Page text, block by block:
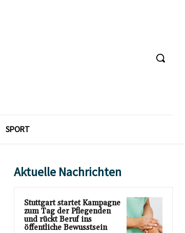
SPORT
Aktuelle Nachrichten
Stuttgart startet Kampagne
zum Tag der Pflegenden
und rückt Beruf ins
öffentliche Bewusstsein